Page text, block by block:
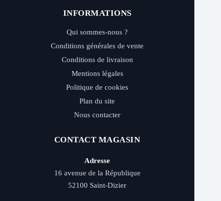
INFORMATIONS
Qui sommes-nous ?
Conditions générales de vente
Conditions de livraison
Mentions légales
Politique de cookies
Plan du site
Nous contacter
CONTACT MAGASIN
Adresse
16 avenue de la République
52100 Saint-Dizier